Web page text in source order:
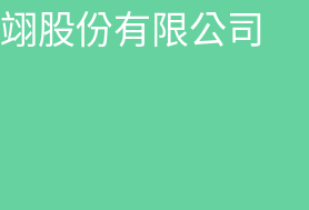
翊股份有限公司